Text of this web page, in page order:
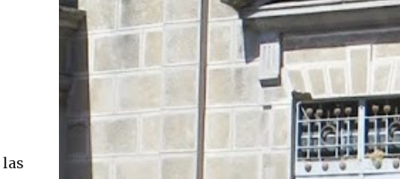
En concreto, las personas podrán acceder a
su carnet y/o pasaporte en una aplicación
móvil del Registro Civil, la cual estará
disponible en iOS y Android. El director del
Registro Civil, Omar Morales, detalló que
"quien renueve a partir del 16 de diciembre,
va a poder sacar cédula de identidad digital
y pasaporte digital. Van a tener la